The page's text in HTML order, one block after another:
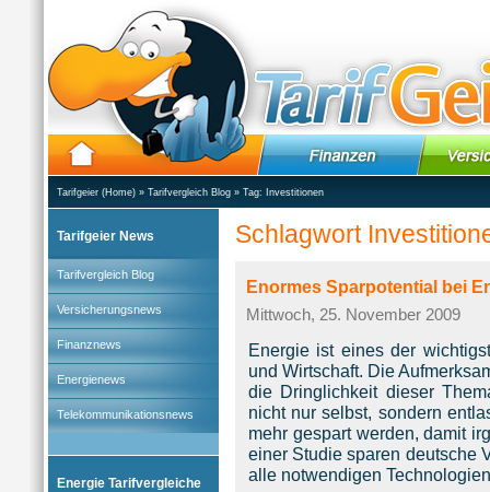
Tarifgeier (Home) » Tarifvergleich Blog » Tag: Investitionen
Tarifgeier News
Tarifvergleich Blog
Versicherungsnews
Finanznews
Energienews
Telekommunikationsnews
Energie Tarifvergleiche
Schlagwort
Enormes Sparpotential bei
Mittwoch, 25. November 2009
Energie ist eines der
und Wirtschaft. Die
die Dringlichkeit dieser
nicht nur selbst, sondern
mehr gespart werden, damit
einer Studie sparen deutsche
alle notwendigen